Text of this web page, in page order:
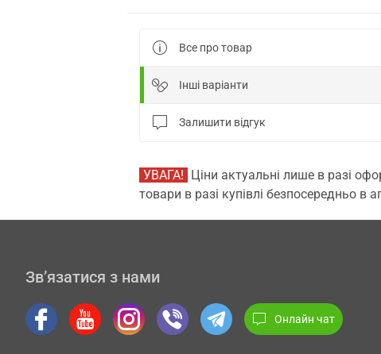
Все про товар
Інші варіанти
Залишити відгук
УВАГА! Ціни актуальні лише в разі
товари в разі купівлі безпосередньо в
Зв’язатися з нами
Онлайн чат